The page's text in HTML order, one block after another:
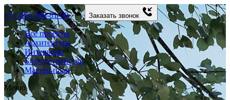
+7 (495) 968-81-00 Заказать звонок
Все проекты
Архитектура
Интерьеры
Благоустройство
Мастер-план
Меню